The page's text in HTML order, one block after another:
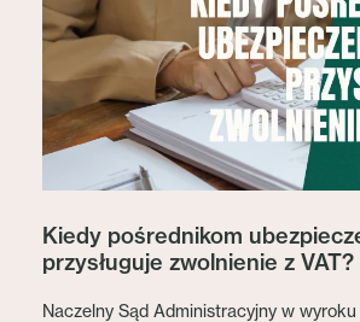
Kiedy pośrednikom
przysługuje zwolnienie z VAT?
Naczelny Sąd Administracyjny w